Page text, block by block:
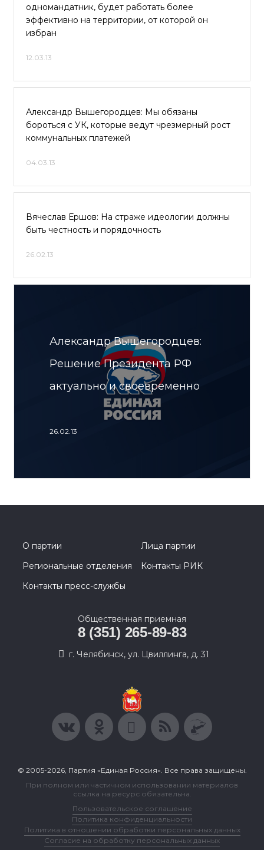
одномандатник, будет работать более
эффективно на территории, от которой он
избран
12.03.13
Александр Вышегородцев: Мы обязаны
бороться с УК, которые ведут чрезмерный рост
коммунальных платежей
04.03.13
Вячеслав Ершов: На страже идеологии должны
быть честность и порядочность
26.02.13
Александр Вышегородцев:
Решение Президента РФ
актуально и своевременно
26.02.13
О партии
Лица партии
Региональные отделения
Контакты РИК
Контакты пресс-службы
Общественная приемная
8 (351) 265-89-83
г. Челябинск, ул. Цвиллинга, д. 31
© 2005-2026, Партия «Единая Россия». Все права защищены.
При полном или частичном использовании материалов
ссылка на ресурс обязательна.
Пользовательское соглашение
Политика конфиденциальности
Политика в отношении обработки персональных данных
Согласие на обработку персональных данных